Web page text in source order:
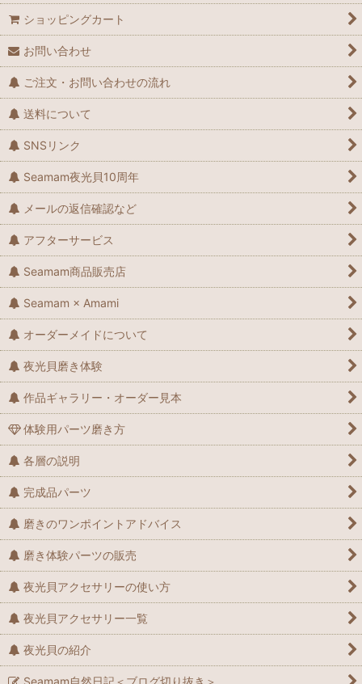
ショッピングカート
お問い合わせ
ご注文・お問い合わせの流れ
送料について
SNSリンク
Seamam夜光貝10周年
メールの返信確認など
アフターサービス
Seamam商品販売店
Seamam × Amami
オーダーメイドについて
夜光貝磨き体験
作品ギャラリー・オーダー見本
体験用パーツ磨き方
各層の説明
完成品パーツ
磨きのワンポイントアドバイス
磨き体験パーツの販売
夜光貝アクセサリーの使い方
夜光貝アクセサリー一覧
夜光貝の紹介
Seamam自然日記＜ブログ切り抜き＞